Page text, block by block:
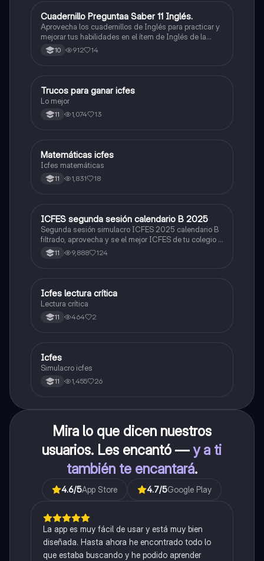
ICFES: Inglés
Cuadernillo Preguntaa Saber 11 Inglés.
Aprovecha los cuadernillos de Inglés para practicar y
mejorar tus habilidades en el ítem de Inglés de la
Prueba Saber 11. 🫡
10 912 14
Química
Trucos para ganar icfes
Lo mejor
11 1,074 13
ICFES: Matemáticas
Matemáticas icfes
Icfes matemáticas
11 1,831 18
ICFES: Lectura Crítica
ICFES segunda sesión calendario B 2025
Segunda sesión simulacro ICFES 2025 calendario B
filtrado, aprovecha y se el mejor ICFES de tu colegio y
poder ingresar a universidad, y estudiar aquella
carrera con la que tanto sueñas.
11 9,888 124
Lengua Castellana
Icfes lectura crítica
Lectura crítica
11 464 2
ICFES: Sociales y Ciudadanas
Icfes
Simulacro icfes
11 1,455 26
Mira lo que dicen nuestros
usuarios. Les encantó —y a ti
también te encantará.
4.6/5App Store 4.7/5Google Play
La app es muy fácil de usar y está muy bien
diseñada. Hasta ahora he encontrado todo lo
que estaba buscando y he podido aprender